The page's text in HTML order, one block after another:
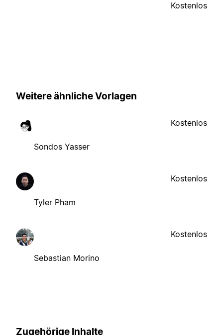
Kostenlos
Weitere ähnliche Vorlagen
Sondos Yasser
Kostenlos
Tyler Pham
Kostenlos
Sebastian Morino
Kostenlos
Zugehörige Inhalte